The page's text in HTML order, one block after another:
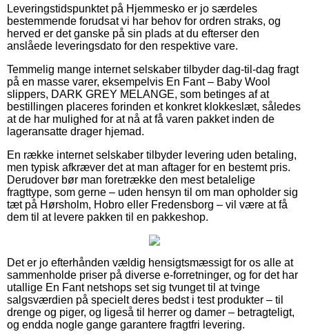
Leveringstidspunktet på Hjemmesko er jo særdeles
bestemmende forudsat vi har behov for ordren straks, og
herved er det ganske på sin plads at du efterser den
anslåede leveringsdato for den respektive vare.
Temmelig mange internet selskaber tilbyder dag-til-dag fragt
på en masse varer, eksempelvis En Fant – Baby Wool
slippers, DARK GREY MELANGE, som betinges af at
bestillingen placeres forinden et konkret klokkeslæt, således
at de har mulighed for at nå at få varen pakket inden de
lageransatte drager hjemad.
En række internet selskaber tilbyder levering uden betaling,
men typisk afkræver det at man aftager for en bestemt pris.
Derudover bør man foretrække den mest betalelige
fragttype, som gerne – uden hensyn til om man opholder sig
tæt på Hørsholm, Hobro eller Fredensborg – vil være at få
dem til at levere pakken til en pakkeshop.
Det er jo efterhånden vældig hensigtsmæssigt for os alle at
sammenholde priser på diverse e-forretninger, og for det har
utallige En Fant netshops set sig tvunget til at tvinge
salgsværdien på specielt deres bedst i test produkter – til
drenge og piger, og ligeså til herrer og damer – betragteligt,
og endda nogle gange garantere fragtfri levering.